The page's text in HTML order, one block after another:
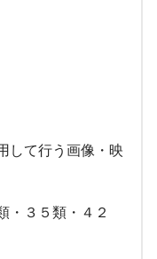
して行う画像・映
・３５類・４２